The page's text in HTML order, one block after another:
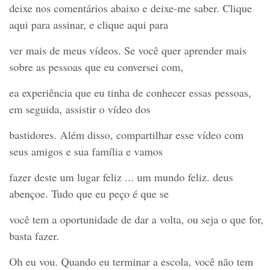
deixe nos comentários abaixo e deixe-me saber. Clique
aqui para assinar, e clique aqui para
ver mais de meus vídeos. Se você quer aprender mais
sobre as pessoas que eu conversei com,
ea experiência que eu tinha de conhecer essas pessoas,
em seguida, assistir o vídeo dos
bastidores. Além disso, compartilhar esse vídeo com
seus amigos e sua família e vamos
fazer deste um lugar feliz ... um mundo feliz. deus
abençoe. Tudo que eu peço é que se
você tem a oportunidade de dar a volta, ou seja o que for,
basta fazer.
Oh eu vou. Quando eu terminar a escola, você não tem